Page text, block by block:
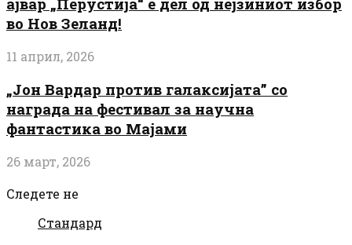
во Нов Зеланд!
11 април, 2026
„Јон Вардар против галаксијата” со
награда на фестивал за научна
фантастика во Мајами
26 март, 2026
Следете не
Стандард